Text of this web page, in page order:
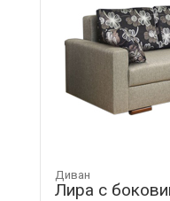
Диван
Лира с